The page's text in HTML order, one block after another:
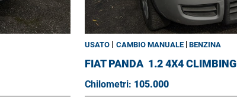
USATO CAMBIO MANUALE BENZINA
FIAT PANDA 1.2 4X4 CLIMBING
Chilometri: 105.000